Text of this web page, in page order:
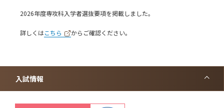
2026年度専攻科入学者選抜要項を掲載しました。
詳しくはこちら からご確認ください。
入試情報